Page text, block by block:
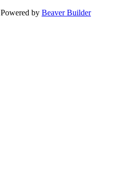
Powered by Beaver Builder